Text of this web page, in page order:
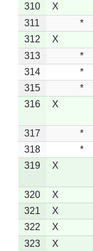
310
X
311
*
312
X
313
*
314
*
315
*
316
X
317 *
318
*
319
X
320 X
321
X
322
X
323
X